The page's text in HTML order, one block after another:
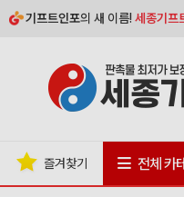
기프트인포의 새 이름!세종기프
즐겨찾기 전체 카